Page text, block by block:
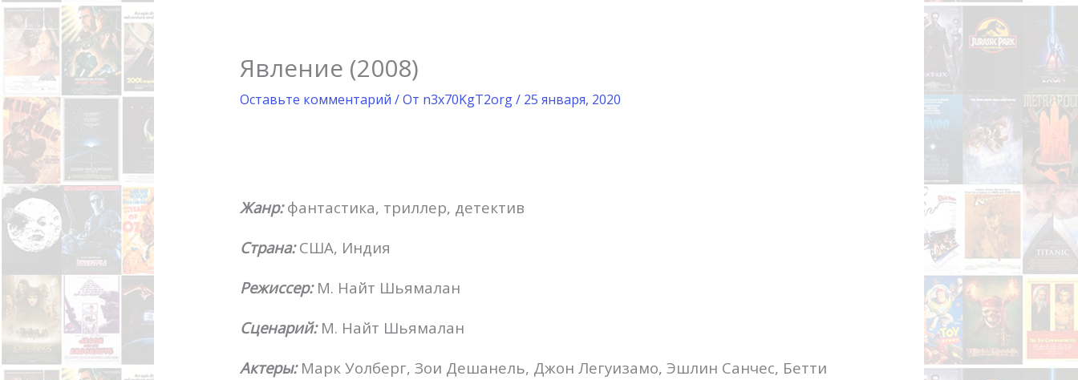
Явление (2008)
Оставьте комментарий / От n3x70KgT2org/ 25 января, 2020
Жанр:фантастика, триллер, детектив
Страна:США, Индия
Режиссер: М. Найт Шьямалан
Сценарий: М. Найт Шьямалан
Актеры: Марк Уолберг, Зои Дешанель, Джон Легуизамо, Эшлин Санчес, Бетти